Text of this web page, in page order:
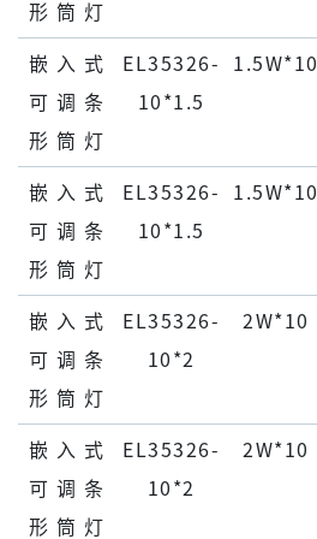
形 筒 灯
嵌 ⼊ 式
可 调 条
形 筒 灯
EL35326-
10*1.5
1.5W*10
嵌 ⼊ 式
可 调 条
形 筒 灯
EL35326-
10*1.5
1.5W*10
嵌 ⼊ 式
可 调 条
形 筒 灯
EL35326-
10*2
2W*10
嵌 ⼊ 式
可 调 条
形 筒 灯
EL35326-
10*2
2W*10